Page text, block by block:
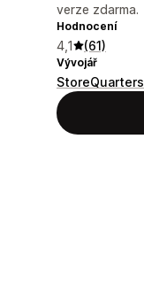
verze zdarma.
Hodnocení
4,1 (61)
Vývojář
StoreQuarters